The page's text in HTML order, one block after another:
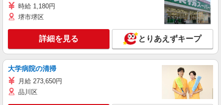
時給 1,180円
堺市堺区
詳細を見る とりあえずキープ
大学病院の清掃
月給 273,650円
品川区